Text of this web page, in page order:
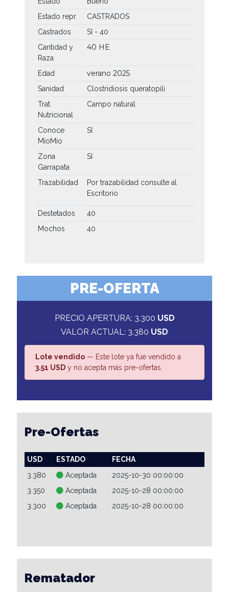
Estado repr.
CASTRADOS
Castrados
SI - 40
Cantidad y
Raza
40 HE
Edad verano 2025
Sanidad
Clostridiosis queratopili
Trat.
Nutricional
Campo natural
Conoce
MíoMío
SI
Zona
Garrapata
SI
Trazabilidad
Por trazabilidad consulte al
Escritorio
Destetados
40
Mochos
40
PRE-OFERTA
PRECIO APERTURA: 3.300 USD
VALOR ACTUAL: 3.380 USD
Lote vendido — Este lote ya fue vendido a
3.51 USD y no acepta más pre-ofertas.
Pre-Ofertas
USD ESTADO
FECHA
3.380
Aceptada
2025-10-30 00:00:00
3.350
Aceptada
2025-10-28 00:00:00
3.300
Aceptada 2025-10-28 00:00:00
Rematador